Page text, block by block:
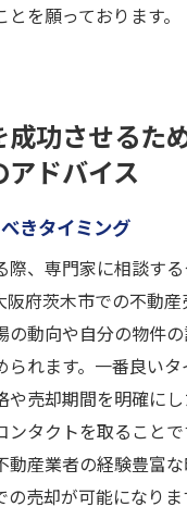
を願っております。
成功させるた
アドバイス
きタイミング
際、専門家に相談す
阪府茨木市での不動産
の動向や自分の物件
れます。一番良いタ
や売却期間を明確に
ンタクトを取ること
動産業者の経験豊富な
の売却が可能になり